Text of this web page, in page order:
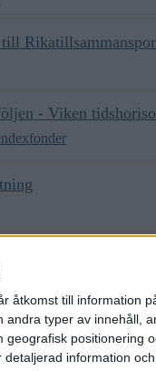
åtkomst till information
typer av innehåll,
positionering
information
- Viken